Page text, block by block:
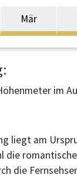
Mär
im
liegt am
die
die